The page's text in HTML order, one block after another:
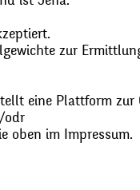
zur
eine Plattform
odr
oben im Impressum.